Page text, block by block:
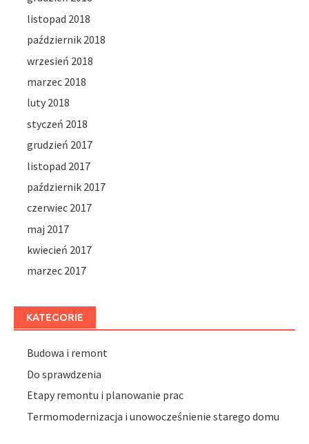
listopad 2018
październik 2018
wrzesień 2018
marzec 2018
luty 2018
styczeń 2018
grudzień 2017
listopad 2017
październik 2017
czerwiec 2017
maj 2017
kwiecień 2017
marzec 2017
KATEGORIE
Budowa i remont
Do sprawdzenia
Etapy remontu i planowanie prac
Termomodernizacja i unowocześnienie starego domu